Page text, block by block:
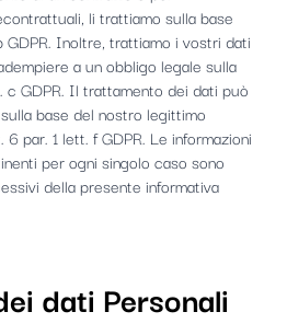
li trattiamo sulla base
Inoltre, trattiamo i vostri dati
a un obbligo legale sulla
GDPR. Il trattamento dei dati può
base del nostro legittimo
par. 1 lett. f GDPR. Le informazioni
per ogni singolo caso sono
della presente informativa
dati Personali